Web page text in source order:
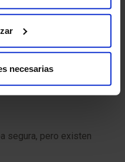
necesarias
hasta que se inicie la
en hacer preguntas y
tengas. Estamos aquí
segura, pero existen